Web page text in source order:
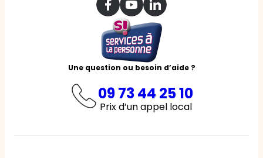
Une question ou besoin d’aide ?
09 73 44 25 10
Prix d’un appel local